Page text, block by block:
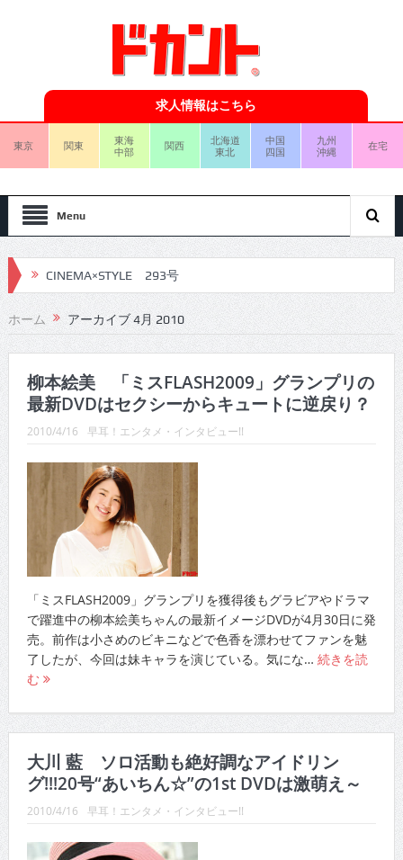
求人情報はこちら
東京 関東
東海
中部
関西
北海道
東北
中国
四国
九州
沖縄
在宅
Menu
CINEMA×STYLE 293号
CINEMA×STYLE 292号
CINEMA×STYLE 291号
CINEMA×STYLE 290号
CINEMA×STYLE 289号
CINEMA×STYLE 287号
CINEMA×STYLE 286号
CINEMA×STYLE 285号
ホーム アーカイブ 4月 2010
柳本絵美 「ミスFLASH2009」グランプリの
最新DVDはセクシーからキュートに逆戻り？
2010/4/16 早耳！エンタメ・インタビュー!!
「ミスFLASH2009」グランプリを獲得後もグラビアやドラマ
で躍進中の柳本絵美ちゃんの最新イメージDVDが4月30日に発
売。前作は小さめのビキニなどで色香を漂わせてファンを魅
了したが、今回は妹キャラを演じている。気にな… 続きを読
む
大川 藍 ソロ活動も絶好調なアイドリン
グ!!!20号“あいちん☆”の1st DVDは激萌え～
2010/4/16 早耳！エンタメ・インタビュー!!